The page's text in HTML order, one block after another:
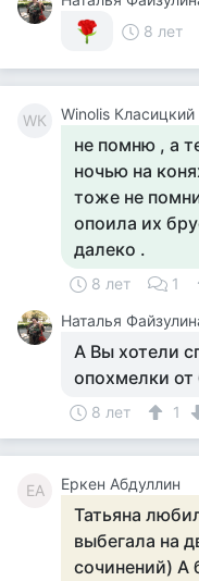
8 лет
WК Winolis Класицкий
не помню , а
ночью на
тоже не
опоила их
далеко .
8 лет 1
Наталья
А Вы хотели
опохмелки
8 лет 1
ЕА Еркен Абдуллин
Татьяна
выбегала на
сочинений) А